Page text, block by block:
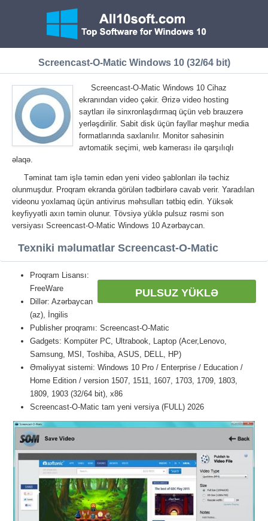
Screencast-O-Matic Windows 10 (32/64 bit)
Screencast-O-Matic Windows 10 Cihaz
ekranından video çəkir. Ərizə video hosting
saytları ilə sinxronlaşdırmaq üçün veb brauzerə
yerləşdirilir. Sabit disk üçün fayllar məşhur media
formatlarında saxlanılır. Monitor sahəsinin
avtomatik seçimi, web kamerası ilə qarşılıqlı
əlaqə.
Təminat tam işlə təmin edən yeni video şablonları ilə təchiz
olunmuşdur. Proqram ekranda görülən tədbirlərə cavab verir. Yaradılan
videonu yoxlamaq üçün antivirus məhsulları tətbiq edin. Yüksək
keyfiyyətli axın təmin olunur. Tövsiyə yüklə pulsuz rəsmi son
versiyası Screencast-O-Matic Windows 10 Azərbaycan.
Texniki məlumatlar Screencast-O-Matic
PULSUZ YÜKLƏ
Proqram Lisansı:
FreeWare
Dillər: Azərbaycan
(az), İngilis
Publisher proqramı: Screencast-O-Matic
Gadgets: Kompüter PC, Ultrabook, Laptop (Acer,Lenovo,
Samsung, MSI, Toshiba, ASUS, DELL, HP)
Əməliyyat sistemi: Windows 10 Pro / Enterprise / Education /
Home Edition / version 1507, 1511, 1607, 1703, 1709, 1803,
1809, 1903 (32/64 bit), x86
Screencast-O-Matic tam yeni versiya (FULL) 2026